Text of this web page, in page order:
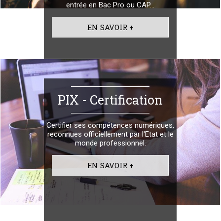
entrée en Bac Pro ou CAP...
EN SAVOIR +
PIX - Certification
Certifier ses compétences numériques,
reconnues officiellement par l'Etat et le
monde professionnel.
EN SAVOIR +